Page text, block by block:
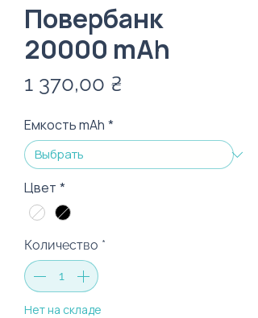
Повербанк
20000 mAh
1 370,00 ₴
Емкость mAh *
Цвет *
Количество *
Нет на складе